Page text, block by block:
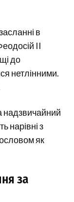
в
II
до
нетлінними.
надзвичайний
нарівні з
як
за